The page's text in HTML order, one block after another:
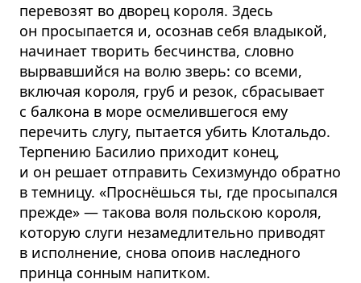
перевозят во дворец короля. Здесь
он просыпается и, осознав себя владыкой,
начинает творить бесчинства, словно
вырвавшийся на волю зверь: со всеми,
включая короля, груб и резок, сбрасывает
с балкона в море осмелившегося ему
перечить слугу, пытается убить Клотальдо.
Терпению Басилио приходит конец,
и он решает отправить Сехизмундо обратно
в темницу. «Проснёшься ты, где просыпался
прежде» — такова воля польскою короля,
которую слуги незамедлительно приводят
в исполнение, снова опоив наследного
принца сонным напитком.